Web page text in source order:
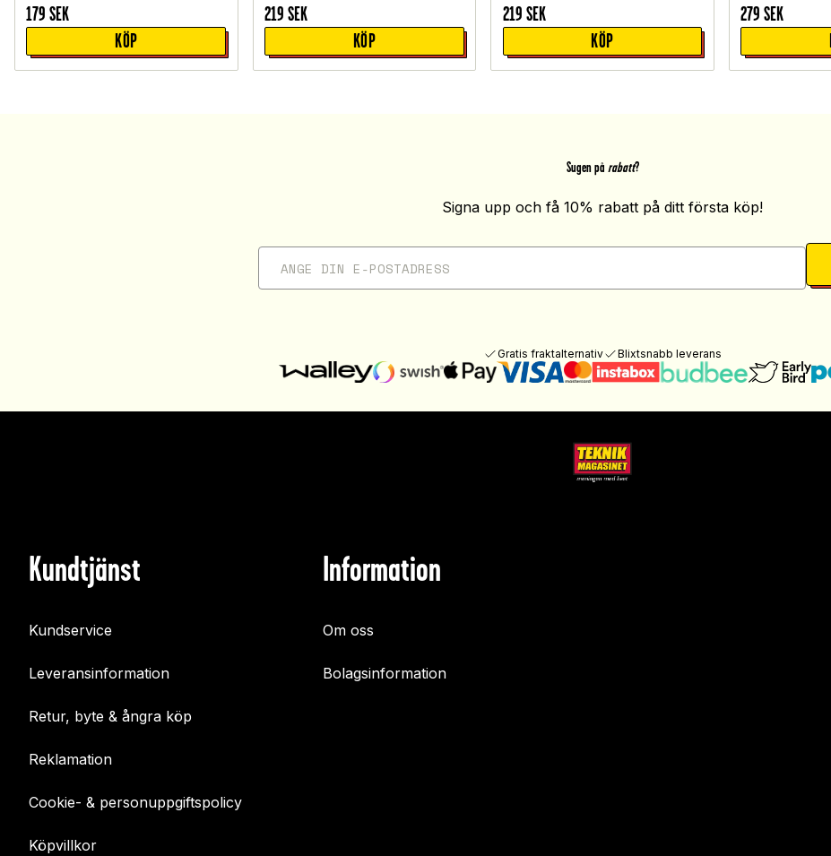
179 SEK
KÖP
219 SEK
KÖP
219 SEK
KÖP
279 SEK
Sugen på rabatt?
Signa upp och få 10% rabatt på ditt första köp!
Gratis fraktalternativ Blixtsnabb leverans
Kundtjänst
Kundservice
Leveransinformation
Retur, byte & ångra köp
Reklamation
Cookie- & personuppgiftspolicy
Köpvillkor
Information
Om oss
Bolagsinformation